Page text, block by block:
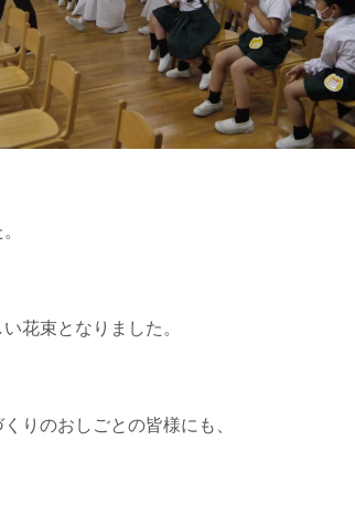
花束となりました。
りのおしごとの皆様にも、